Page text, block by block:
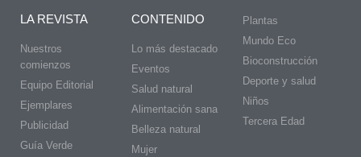
LA REVISTA
Nuestros
comienzos
Equipo Editorial
Ejemplares
Publicidad
Guía Verde
CONTENIDO
Lo más destacado
Eventos
Salud natural
Alimentación sana
Belleza natural
Mujer
Plantas
Mundo Eco
Bioconstrucción
Deporte y salud
Niños
Tercera Edad